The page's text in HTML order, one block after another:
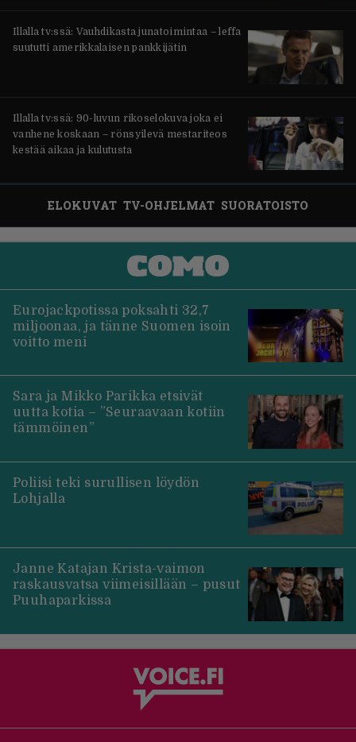
Illalla tv:ssä: Vauhdikasta junatoimintaa – leffa
suututti amerikkalaisen pankkijätin
Illalla tv:ssä: 90-luvun rikoselokuva joka ei
vanhene koskaan – rönsyilevä mestariteos
kestää aikaa ja kulutusta
ELOKUVAT TV-OHJELMAT SUORATOISTO
Eurojackpotissa poksahti 32,7
miljoonaa, ja tänne Suomen isoin
voitto meni
Sara ja Mikko Parikka etsivät
uutta kotia – ”Seuraavaan kotiin
tämmöinen”
Poliisi teki surullisen löydön
Lohjalla
Janne Katajan Krista-vaimon
raskausvatsa viimeisillään – pusut
Puuhaparkissa